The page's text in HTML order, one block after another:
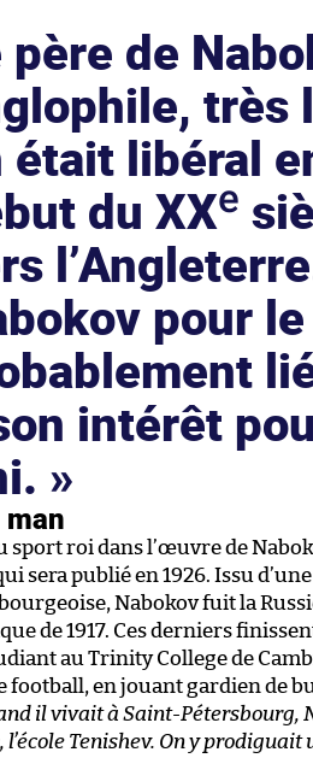
père de
très
était libéral
du XXe
pour
intérêt
sport roi dans l’œuvre de
sera publié en 1926. Issu
Nabokov fuit la
de 1917. Ces derniers
au Trinity College de
football, en jouant gardien de
il vivait à Saint-Pétersbourg,
Tenishev. On y